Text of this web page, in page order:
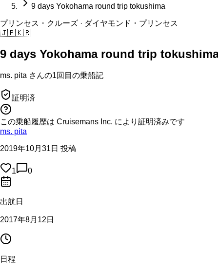
9 days Yokohama round trip tokushima
プリンセス・クルーズ · ダイヤモンド・プリンセス
🇯🇵🇰🇷
9 days Yokohama round trip
ms. pita さんの1回目の乗船記
証明済
この乗船履歴は Cruisemans Inc. により証明済みです
ms. pita
2019年10月31日 投稿
1 0
出航日
2017年8月12日
日程